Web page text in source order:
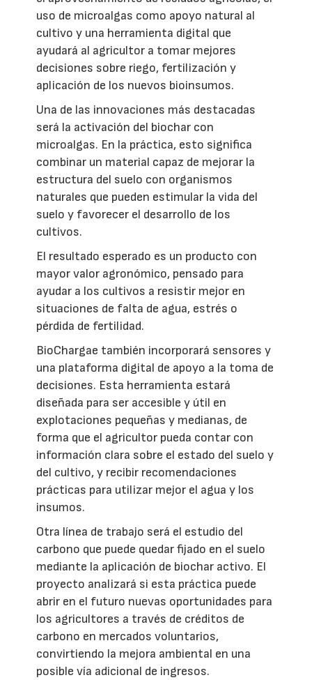
uso de microalgas como apoyo natural al
cultivo y una herramienta digital que
ayudará al agricultor a tomar mejores
decisiones sobre riego, fertilización y
aplicación de los nuevos bioinsumos.
Una de las innovaciones más destacadas
será la activación del biochar con
microalgas. En la práctica, esto significa
combinar un material capaz de mejorar la
estructura del suelo con organismos
naturales que pueden estimular la vida del
suelo y favorecer el desarrollo de los
cultivos.
El resultado esperado es un producto con
mayor valor agronómico, pensado para
ayudar a los cultivos a resistir mejor en
situaciones de falta de agua, estrés o
pérdida de fertilidad.
BioChargae también incorporará sensores y
una plataforma digital de apoyo a la toma de
decisiones. Esta herramienta estará
diseñada para ser accesible y útil en
explotaciones pequeñas y medianas, de
forma que el agricultor pueda contar con
información clara sobre el estado del suelo y
del cultivo, y recibir recomendaciones
prácticas para utilizar mejor el agua y los
insumos.
Otra línea de trabajo será el estudio del
carbono que puede quedar fijado en el suelo
mediante la aplicación de biochar activo. El
proyecto analizará si esta práctica puede
abrir en el futuro nuevas oportunidades para
los agricultores a través de créditos de
carbono en mercados voluntarios,
convirtiendo la mejora ambiental en una
posible vía adicional de ingresos.